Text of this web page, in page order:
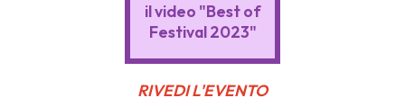
il video "Best of
Festival 2023"
RIVEDI L'EVENTO